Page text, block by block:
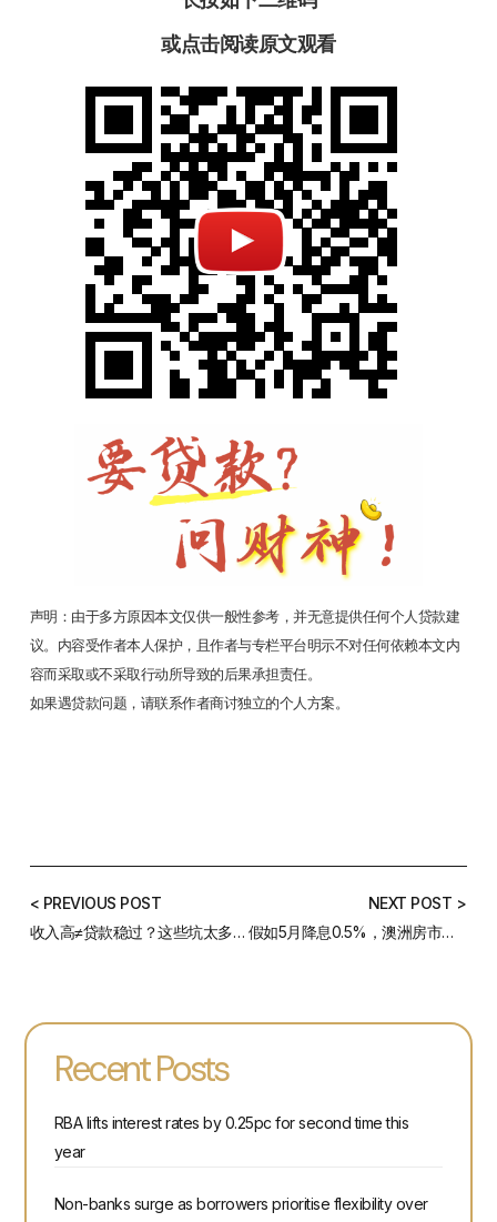
或点击阅读原文观看
声明：由于多方原因本文仅供一般性参考，并无意提供任何个人贷款建
议。内容受作者本人保护，且作者与专栏平台明示不对任何依赖本文内
容而采取或不采取行动所导致的后果承担责任。
如果遇贷款问题，请联系作者商讨独立的个人方案。
< PREVIOUS POST
收入高≠贷款稳过？这些坑太多人踩了！
NEXT POST >
假如5月降息0.5%，澳洲房市会疯吗？房贷人必看的三大重点！
Recent Posts
RBA lifts interest rates by 0.25pc for second time this
year
Non-banks surge as borrowers prioritise flexibility over